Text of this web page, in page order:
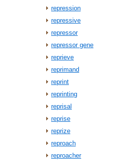
repression
repressive
repressor
repressor gene
reprieve
reprimand
reprint
reprinting
reprisal
reprise
reprize
reproach
reproacher